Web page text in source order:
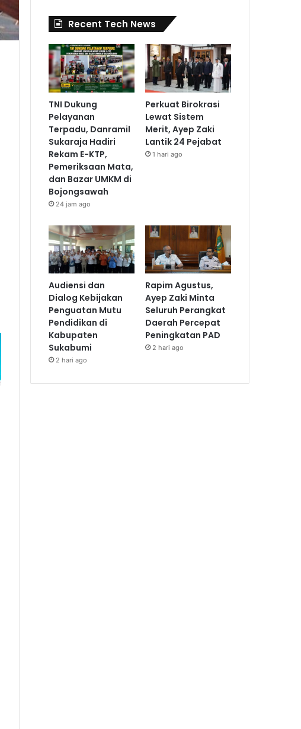
Recent Tech News
TNI Dukung
Pelayanan
Terpadu, Danramil
Sukaraja Hadiri
Rekam E-KTP,
Pemeriksaan Mata,
dan Bazar UMKM di
Bojongsawah
24 jam ago
Perkuat Birokrasi
Lewat Sistem
Merit, Ayep Zaki
Lantik 24 Pejabat
1 hari ago
Audiensi dan
Dialog Kebijakan
Penguatan Mutu
Pendidikan di
Kabupaten
Sukabumi
2 hari ago
Rapim Agustus,
Ayep Zaki Minta
Seluruh Perangkat
Daerah Percepat
Peningkatan PAD
2 hari ago